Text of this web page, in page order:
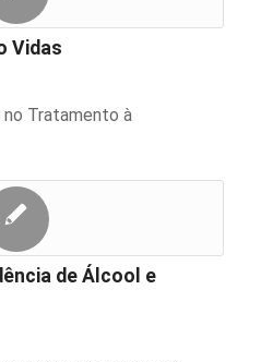
Vidas
no Tratamento à
de Álcool e